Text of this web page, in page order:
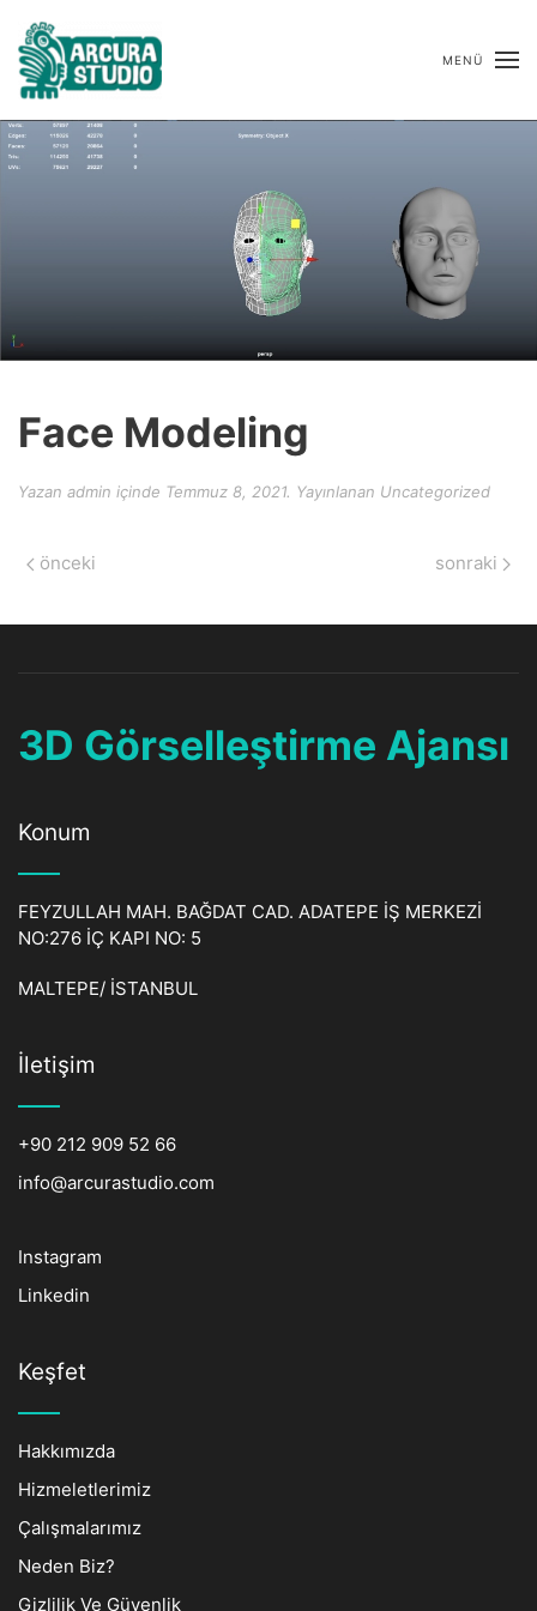
MENÜ
Face Modeling
Yazan admin içinde Temmuz 8, 2021. Yayınlanan Uncategorized
önceki sonraki
3D Görselleştirme Ajansı
Konum
FEYZULLAH MAH. BAĞDAT CAD. ADATEPE İŞ MERKEZİ
NO:276 İÇ KAPI NO: 5
MALTEPE/ İSTANBUL
İletişim
+90 212 909 52 66
info@arcurastudio.com
Instagram
Linkedin
Keşfet
Hakkımızda
Hizmeletlerimiz
Çalışmalarımız
Neden Biz?
Gizlilik Ve Güvenlik